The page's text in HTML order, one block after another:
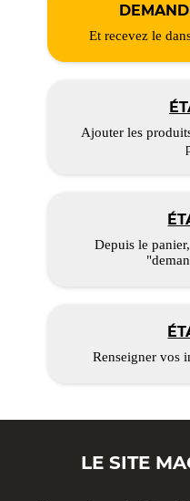
Et recevez le
Ajouter les
Depuis le
Renseigner vos
LE SITE